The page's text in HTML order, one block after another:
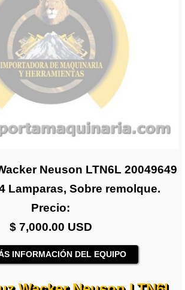
Neuson LTN6L 20049649
Lamparas, Sobre remolque.
Precio:
$ 7,000.00 USD
INFORMACIÓN DEL EQUIPO